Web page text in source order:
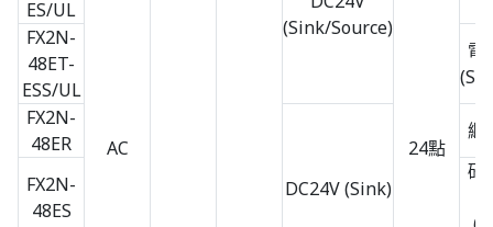
ES/UL
AC
(Sink/Source)
24點
FX2N-
48ET-
ESS/UL
電
FX2N-
48ER
DC24V (Sink)
繼
FX2N-
48ES
矽